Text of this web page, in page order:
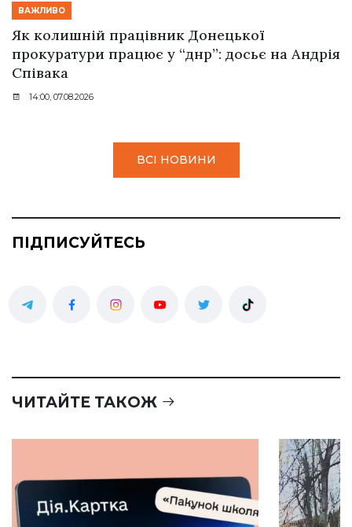
ВАЖЛИВО
Як колишній працівник Донецької
прокуратури працює у “днр”: досьє на Андрія
Співака
14:00, 07.08.2026
ВСІ НОВИНИ
ПІДПИСУЙТЕСЬ
ЧИТАЙТЕ ТАКОЖ